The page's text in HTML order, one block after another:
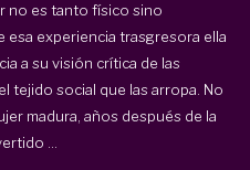
no es tanto físico sino
esa experiencia trasgresora ella
a su visión crítica de las
tejido social que las arropa. No
madura, años después de la
...